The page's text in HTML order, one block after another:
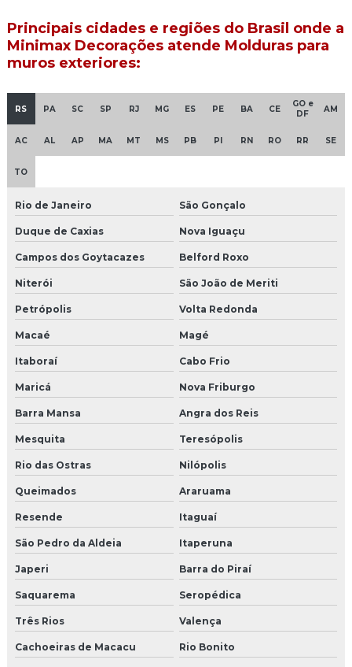
Moldura de cimento para muro
Moldura de cimento para portas e janelas
Moldura de cimento valor
Moldura para coluna de concreto
Moldura de concreto para fachada
Moldura de concreto para janelas preço
Moldura de concreto para muro
Moldura decorativa de concreto
Moldura eps externa
Moldura eps fachada preço
Moldura de eps para janela
Moldura eps preço
Moldura externa para beiral
Moldura externa de isopor
Moldura externa de isopor para janela
Moldura externa isopor revestido
Moldura de isopor com acabamento
Principais cidades e regiões do Brasil onde a
Minimax Decorações atende Molduras para
muros exteriores:
RS PA SC SP RJ MG ES PE BA CE
GO e
DF
AM
AC AL AP MA MT MS PB PI RN RO RR SE
TO
Rio de Janeiro São Gonçalo
Duque de Caxias Nova Iguaçu
Campos dos Goytacazes Belford Roxo
Niterói São João de Meriti
Petrópolis Volta Redonda
Macaé Magé
Itaboraí Cabo Frio
Maricá Nova Friburgo
Barra Mansa Angra dos Reis
Mesquita Teresópolis
Rio das Ostras Nilópolis
Queimados Araruama
Resende Itaguaí
São Pedro da Aldeia Itaperuna
Japeri Barra do Piraí
Saquarema Seropédica
Três Rios Valença
Cachoeiras de Macacu Rio Bonito